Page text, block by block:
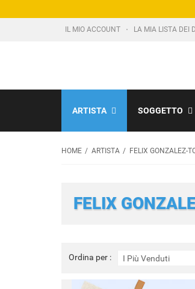
IL MIO ACCOUNT LA MIA LISTA DEI
ARTISTA SOGGETTO
HOME ARTISTA FELIX GONZALEZ-
FELIX
Ordina per : I Più Venduti
Ordina
per